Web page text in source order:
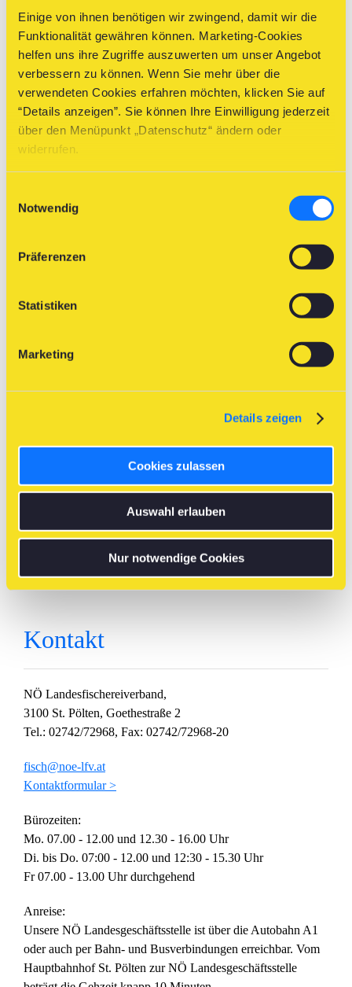
Einige von ihnen benötigen wir zwingend, damit wir die
Funktionalität gewähren können. Marketing-Cookies
helfen uns ihre Zugriffe auszuwerten um unser Angebot
verbessern zu können. Wenn Sie mehr über die
verwendeten Cookies erfahren möchten, klicken Sie auf
“Details anzeigen”. Sie können Ihre Einwilligung jederzeit
über den Menüpunkt „Datenschutz“ ändern oder
widerrufen.
Notwendig
Präferenzen
Statistiken
Marketing
Details zeigen
Cookies zulassen
Auswahl erlauben
Nur notwendige Cookies
Schnellsuche
wir Niederösterreichs Fischarten noch einmal namentlich in
Kontakt
NÖ Landesfischereiverband,
3100 St. Pölten, Goethestraße 2
Tel.: 02742/72968, Fax: 02742/72968-20
fisch@noe-lfv.at
Kontaktformular >
Bürozeiten:
Mo. 07.00 - 12.00 und 12.30 - 16.00 Uhr
Di. bis Do. 07:00 - 12.00 und 12:30 - 15.30 Uhr
Fr 07.00 - 13.00 Uhr durchgehend
Anreise:
Unsere NÖ Landesgeschäftsstelle ist über die Autobahn A1
oder auch per Bahn- und Busverbindungen erreichbar. Vom
Hauptbahnhof St. Pölten zur NÖ Landesgeschäftsstelle